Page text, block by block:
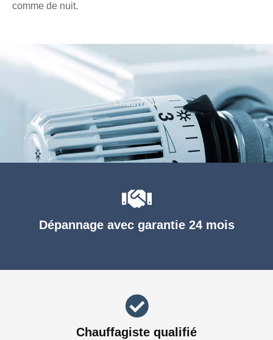
comme de nuit.
Dépannage avec garantie 24 mois
Chauffagiste qualifié
Chauffage